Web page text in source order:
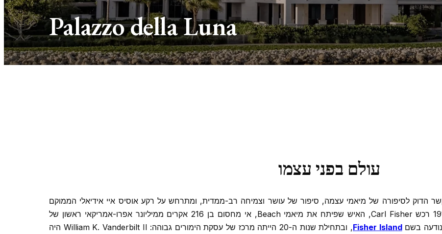
Palazzo della Luna
עולם בפני עצמו
הדוק לסיפורה של מיאמי עצמה, סיפור של עושר וצמיחה רב-ממדית, ומתרחש על רקע אוסיס איי אידיאלי הממוקם
מספר דקות בלבד ממסדרון מרכז העיר. בשנת 1918 רכש Carl Fisher, האיש שפיתח את מיאמי Beach, אי מחסום בן 216 אקרים ממיליונר אפרו-אמריקאי ראשון של
Fisher Island
, ובתחילת שנות ה-20 הייתה מרכז של עסקת הימורים גבוהה: William K. Vanderbilt II היה